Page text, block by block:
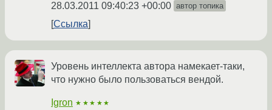
28.03.2011 09:40:23 +00:00 автор топика
Ссылка
Уровень интеллекта автора намекает-таки,
что нужно было пользоваться вендой.
Igron ★★★★★